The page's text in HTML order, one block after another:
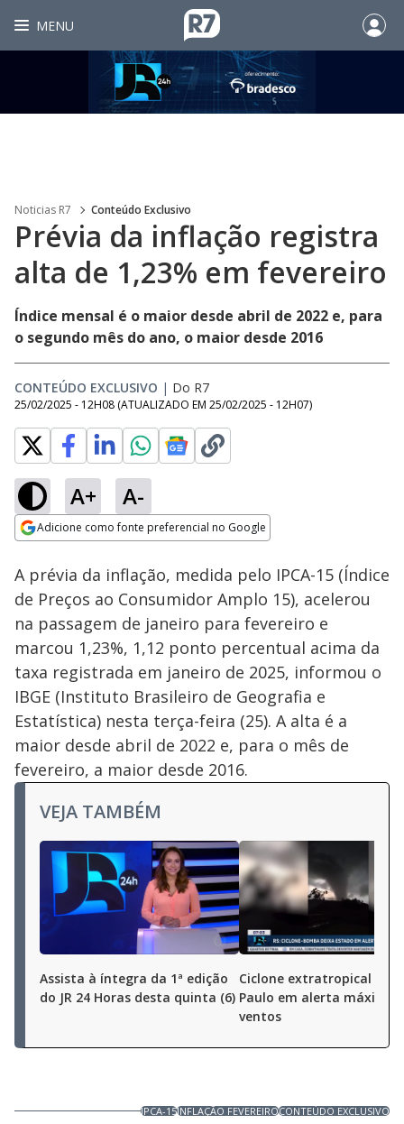
MENU
Noticias R7 Conteúdo Exclusivo
Prévia da inflação registra
alta de 1,23% em fevereiro
Índice mensal é o maior desde abril de 2022 e, para
o segundo mês do ano, o maior desde 2016
CONTEÚDO EXCLUSIVO | Do R7
25/02/2025 - 12H08 (ATUALIZADO EM 25/02/2025 - 12H07)
A+ A-
Adicione como fonte preferencial no Google
Ativar
100.00%
A prévia da inflação, medida pelo IPCA-15 (Índice
de Preços ao Consumidor Amplo 15), acelerou
na passagem de janeiro para fevereiro e
marcou 1,23%, 1,12 ponto percentual acima da
taxa registrada em janeiro de 2025, informou o
IBGE (Instituto Brasileiro de Geografia e
Estatística) nesta terça-feira (25). A alta é a
maior desde abril de 2022 e, para o mês de
fevereiro, a maior desde 2016.
VEJA TAMBÉM
Assista à íntegra da 1ª edição
do JR 24 Horas desta quinta (6)
Ciclone extratropical
Paulo em alerta máximo
ventos
IPCA-15INFLAÇÃO FEVEREIROCONTEÚDO EXCLUSIVO